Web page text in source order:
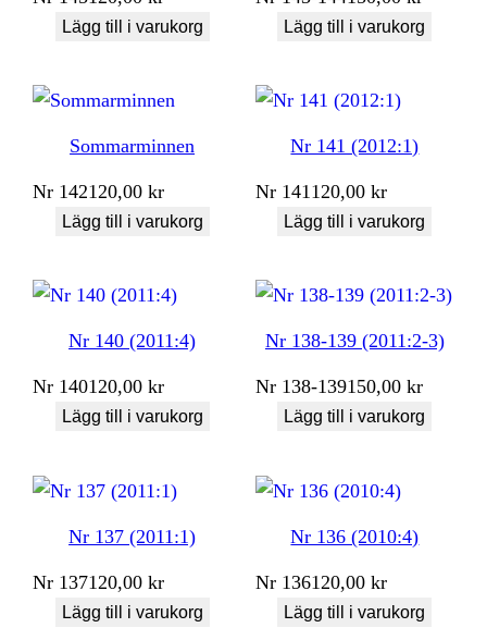
Lägg till i varukorg Lägg till i varukorg
Sommarminnen
Nr 142120,00kr
Lägg till i varukorg
Nr 141 (2012:1)
Nr 141120,00kr
Lägg till i varukorg
Nr 140 (2011:4)
Nr 140120,00kr
Lägg till i varukorg
Nr 138-139 (2011:2-3)
Nr 138-139150,00kr
Lägg till i varukorg
Nr 137 (2011:1)
Nr 137120,00kr
Lägg till i varukorg
Nr 136 (2010:4)
Nr 136120,00kr
Lägg till i varukorg